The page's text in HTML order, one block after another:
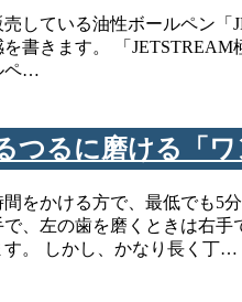
している油性ボールペン「
書きます。 「
ペ…
つるに磨ける「ワ
をかける方で、最低でも5
で、左の歯を磨くときは右
す。 しかし、かなり長く丁…